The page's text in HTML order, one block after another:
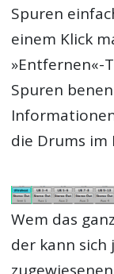
Spuren
einem Klick
»Entfernen«-
Spuren
die Drums im
Wem das
der kann sich